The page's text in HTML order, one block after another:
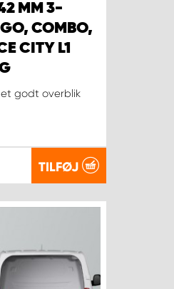
MM 3-
COMBO,
CITY L1
godt overblik
TILFØJ